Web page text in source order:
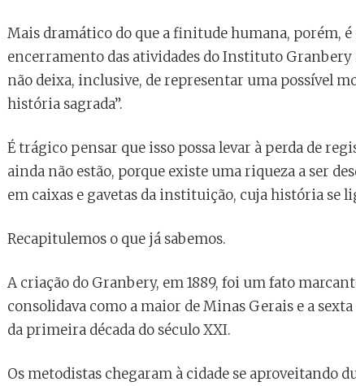
Mais dramático do que a finitude humana, porém,
encerramento das atividades do Instituto Granbery
não deixa, inclusive, de representar uma possível
história sagrada”.
É trágico pensar que isso possa levar à perda de
ainda não estão, porque existe uma riqueza a ser
em caixas e gavetas da instituição, cuja história se
Recapitulemos o que já sabemos.
A criação do Granbery, em 1889, foi um fato
consolidava como a maior de Minas Gerais e a
da primeira década do século XXI.
Os metodistas chegaram à cidade se aproveitando